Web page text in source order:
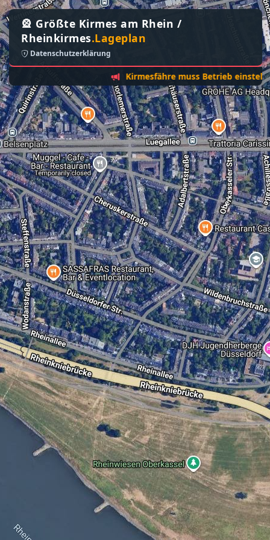
🎡 Größte Kirmes am Rhein /
Rheinkirmes.Lageplan
Datenschutzerklärung
Kirmesfähre muss Betrieb einstellen -